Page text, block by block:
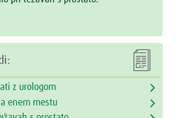

z urologom
enem mestu